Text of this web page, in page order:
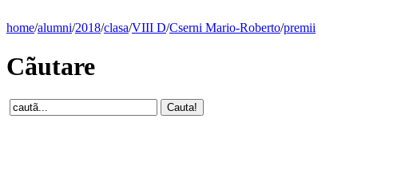
home/alumni/2018/clasa/VIII D/Cserni Mario-Roberto/premii
Cãutare